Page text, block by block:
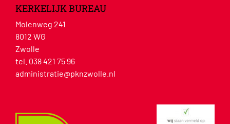
KERKELIJK BUREAU
Molenweg 241
8012 WG
Zwolle
tel. 038 421 75 96
administratie@pknzwolle.nl